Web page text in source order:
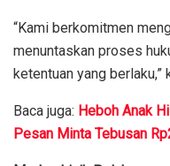
“Kami berkomitmen
menuntaskan proses
ketentuan yang berlaku,”
Baca juga: Heboh Anak
Pesan Minta Tebusan